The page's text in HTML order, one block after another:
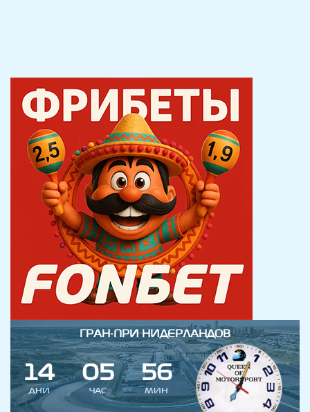
ГРАН-ПРИ НИДЕРЛАНДОВ
14
ДНИ
05
ЧАС
56
МИН